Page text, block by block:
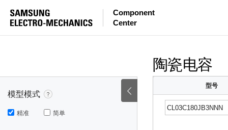
Component
Center
模型模式
精准 简单
陶瓷电容
型号
~
~
~